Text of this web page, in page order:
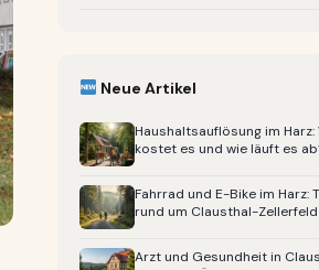
Neue Artikel
Haushaltsauflösung im Harz:
kostet es und wie läuft es
Fahrrad und E-Bike im Harz:
rund um Clausthal-Zellerfeld
Arzt und Gesundheit in